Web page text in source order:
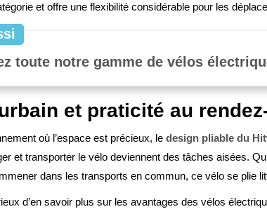
et offre une flexibilité considérable pour les
toute notre gamme de vélos
et praticité au
où l’espace est précieux, le design pliable du
et transporter le vélo deviennent des tâches aisées.
dans les transports en commun, ce vélo se plie
d’en savoir plus sur les avantages des vélos